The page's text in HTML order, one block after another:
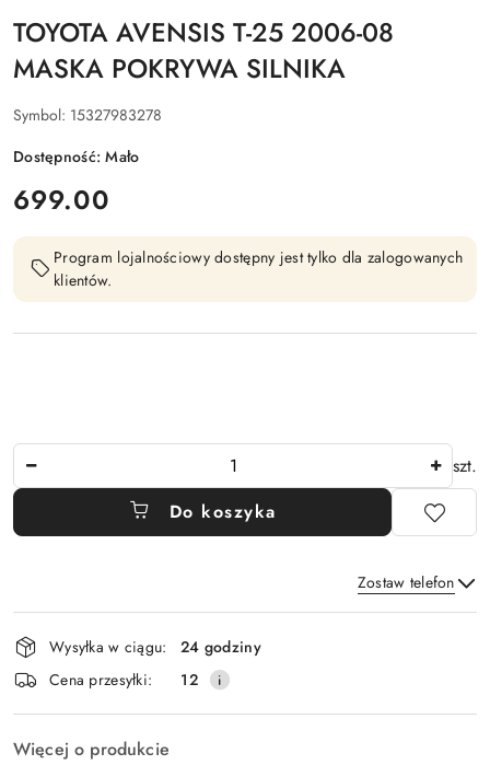
TOYOTA AVENSIS T-25 2006-08
MASKA POKRYWA SILNIKA
Symbol: 15327983278
Dostępność:Mało
cena:
699.00
Program lojalnościowy dostępny jest tylko dla zalogowanych
klientów.
szt.
Do koszyka
Zostaw telefon
Wyślij
Dostępność
i
dostawa
Wysyłka w ciągu:
24 godziny
Cena przesyłki:
12
Więcej o produkcie